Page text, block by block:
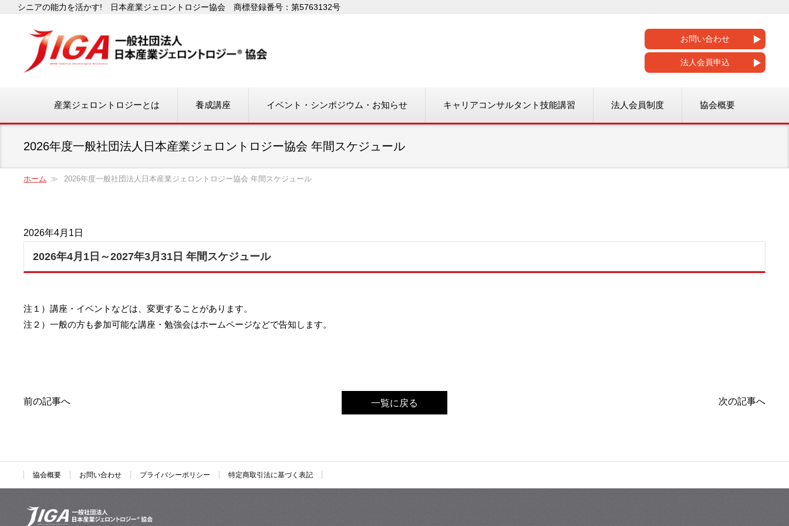
シニアの能力を活かす! 日本産業ジェロントロジー協会 商標登録番号：第5763132号
お問い合わせ
法人会員申込
産業ジェロントロジーとは 養成講座 イベント・シンポジウム・お知らせ キャリアコンサルタント技能講習 法人会員制度 協会概要
2026年度一般社団法人日本産業ジェロントロジー協会 年間スケジュール
ホーム 2026年度一般社団法人日本産業ジェロントロジー協会 年間スケジュール
2026年4月1日
2026年4月1日～2027年3月31日 年間スケジュール
注１）講座・イベントなどは、変更することがあります。
注２）一般の方も参加可能な講座・勉強会はホームページなどで告知します。
前の記事へ 一覧に戻る 次の記事へ
協会概要 お問い合わせ プライバシーポリシー 特定商取引法に基づく表記